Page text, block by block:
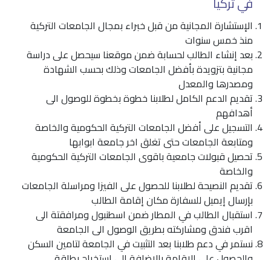
الإستشارة المجانية من قبل خبراء بمجال الجامعات التركية
منذ خمس سنوات
بعد إنشاء الطالب لحسابة ضمن موقعنا سيحصل على دراسة
مجانية بتزويدة بأفضل الجامعات وذلك بحسب الشهادة
ومصدرها والمعدل
تقديم الدعم الكامل لطلابنا خطوة بخطوة للوصول الى
أهدافهم
التسجيل على أفضل الجامعات التركية الحكومية والخاصة
ومتابعة الجامعات حتى تغلق اخر جامعة ابوابها
تحصيل قبولات جامعية باقوى الجامعات التركية الحكومية
والخاصة
تقديم النصيحة لطلابنا للحصول على الفيزا ومراسلة الجامعات
بإرسال إيميل للسفارة مكان إقامة الطالب
استقبال الطالب في المطار ضمن اسطنبول ومرافقتة الى
اقرب فندق ومشاركته بطريق الوصول الى الجامعة
نستمر في دعم طلابنا بعد التثبيت في الجامعة لتامين السكن